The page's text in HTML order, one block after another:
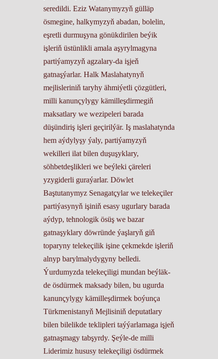
seredildi. Eziz Watanymyzyň gülläp
ösmegine, halkymyzyň abadan, bolelin,
eşretli durmuşyna gönükdirilen beýik
işleriň üstünlikli amala aşyrylmagyna
partiýamyzyň agzalary-da işjeň
gatnaşýarlar. Halk Maslahatynyň
mejlisleriniň taryhy ähmiýetli çözgütleri,
milli kanunçylygy kämilleşdirmegiň
maksatlary we wezipeleri barada
düşündiriş işleri geçirilýär. Iş maslahatynda
hem aýdylyşy ýaly, partiýamyzyň
wekilleri ilat bilen duşuşyklary,
söhbetdeşlikleri we beýleki çäreleri
yzygiderli guraýarlar. Döwlet
Baştutanymyz Senagatçylar we telekeçiler
partiýasynyň işiniň esasy ugurlary barada
aýdyp, tehnologik ösüş we bazar
gatnaşyklary döwründe ýaşlaryň giň
toparyny telekeçilik işine çekmekde işleriň
alnyp barylmalydygyny belledi.
Ýurdumyzda telekeçiligi mundan beýläk-
de ösdürmek maksady bilen, bu ugurda
kanunçylygy kämilleşdirmek boýunça
Türkmenistanyň Mejlisiniň deputatlary
bilen bilelikde teklipleri taýýarlamaga işjeň
gatnaşmagy tabşyrdy. Şeýle-de milli
Liderimiz hususy telekeçiligi ösdürmek